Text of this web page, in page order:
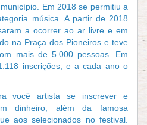
Em 2018 se permitiu a
música. A partir de 2018
a ocorrer ao ar livre e em
na Praça dos Pioneiros e teve
mais de 5.000 pessoas. Em
inscrições, e a cada ano o
você artista se inscrever e
dinheiro, além da famosa
aos selecionados no festival.